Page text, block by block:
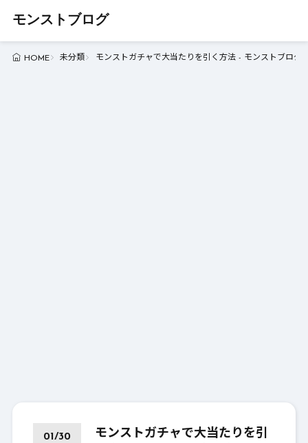
モンストブログ
HOME 未分類 モンストガチャで大当たりを引く方法 - モンストブログ
01/30
モンストガチャで大当たりを引